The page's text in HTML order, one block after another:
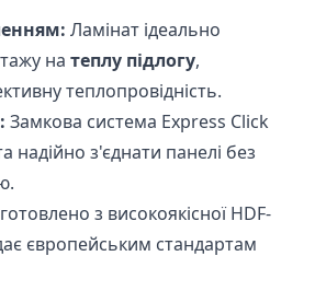
Ламінат ідеально
на теплу підлогу,
теплопровідність.
Замкова система Express Click
надійно з'єднати панелі без
з високоякісної HDF-
європейським стандартам